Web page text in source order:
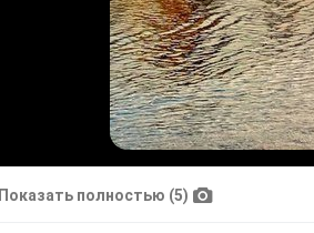
Показать полностью (5)